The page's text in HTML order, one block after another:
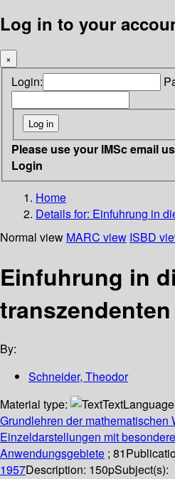
Log in to your
×
Login:
Please use your IMSc email
Login
Home
Details for: Einfuhrung in
Normal view MARC view ISBD
Einfuhrung in
By:
Schneider, Theodor
Material type:
Text
Grundlehren der mathematischen
Einzeldarstellungen mit
Anwendungsgebiete ; 81
1957Description: 150pSubject(s):